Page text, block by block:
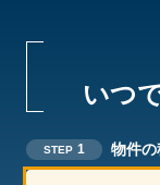
いつ
STEP 1 物件